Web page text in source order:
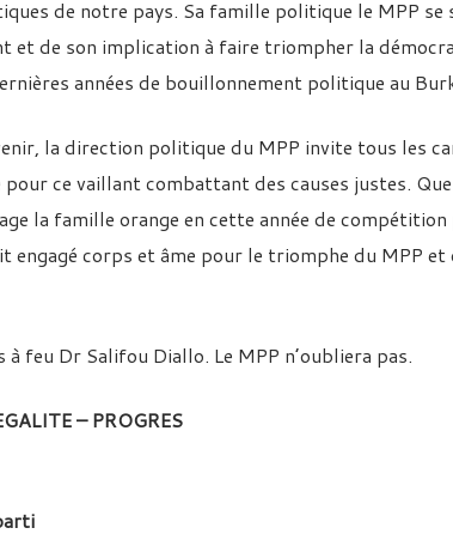
de notre pays. Sa famille politique le MPP se
et de son implication à faire triompher la
années de bouillonnement politique au
la direction politique du MPP invite tous les
pour ce vaillant combattant des causes justes.
la famille orange en cette année de
engagé corps et âme pour le triomphe du MPP et
à feu Dr Salifou Diallo. Le MPP n’oubliera pas.
– PROGRES